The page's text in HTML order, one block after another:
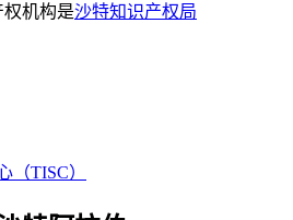
机构是沙特知识产权局
（TISC）